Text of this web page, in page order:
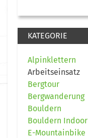
KATEGORIE
Alpinklettern
Arbeitseinsatz
Bergtour
Bergwanderung
Bouldern
Bouldern Indoor
E-Mountainbike